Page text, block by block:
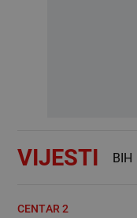
VIJESTI BIH
CENTAR 2